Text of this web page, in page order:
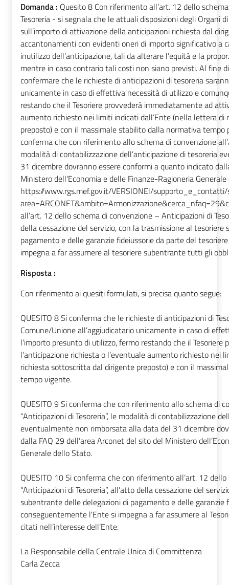
Domanda : Quesito 8 Con riferimento all’art. 12 dello
Tesoreria - si segnala che le attuali disposizioni degli Organi
sull’importo di attivazione della anticipazioni richiesta dal
accantonamenti con evidenti oneri di importo significativo a
inutilizzo dell’anticipazione, tali da alterare l’equità e la
mentre in caso contrario tali costi non siano previsti. Al fine
confermare che le richieste di anticipazioni di tesoreria
unicamente in caso di effettiva necessità di utilizzo e
restando che il Tesoriere provvederà immediatamente ad
aumento richiesto nei limiti indicati dall’Ente (nella lettera
preposto) e con il massimale stabilito dalla normativa
conferma che con riferimento allo schema di convenzione
modalità di contabilizzazione dell’anticipazione di tesoreria
31 dicembre dovranno essere conformi a quanto indicato
Ministero dell’Economia e delle Finanze-Ragioneria
https://www.rgs.mef.gov.it/VERSIONEl/
all’art. 12 dello schema di convenzione – Anticipazioni di
della cessazione del servizio, con la trasmissione al
pagamento e delle garanzie fideiussorie da parte del
impegna a far assumere al tesoriere subentrante tutti gli
Risposta :
Con riferimento ai quesiti formulati, si precisa quanto segue:
QUESITO 8Si conferma che le richieste di anticipazioni di
Comune/Unione all’aggiudicatario unicamente in caso di
l’importo presunto di utilizzo, fermo restando che il
l’anticipazione richiesta o l’eventuale aumento richiesto nei
richiesta sottoscritta dal dirigente preposto) e con il
tempo vigente.
QUESITO 9 Si conferma che con riferimento allo schema di
“Anticipazioni di Tesoreria”, le modalità di contabilizzazione
eventualmente non rimborsata alla data del 31 dicembre
dalla FAQ 29 dell’area Arconet del sito del Ministero
Generale dello Stato.
QUESITO 10Si conferma che con riferimento all’art. 12
“Anticipazioni di Tesoreria”, all’atto della cessazione del
subentrante delle delegazioni di pagamento e delle garanzie
conseguentemente l'Ente si impegna a far assumere al
citati nell’interesse dell’Ente.
La Responsabile della Centrale Unica di Committenza
Carla Zecca